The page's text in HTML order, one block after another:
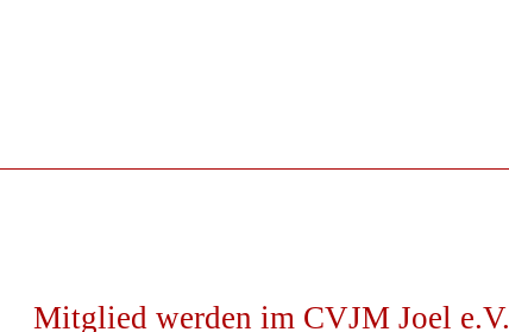
Mitglied werden im CVJM Joel e.V.